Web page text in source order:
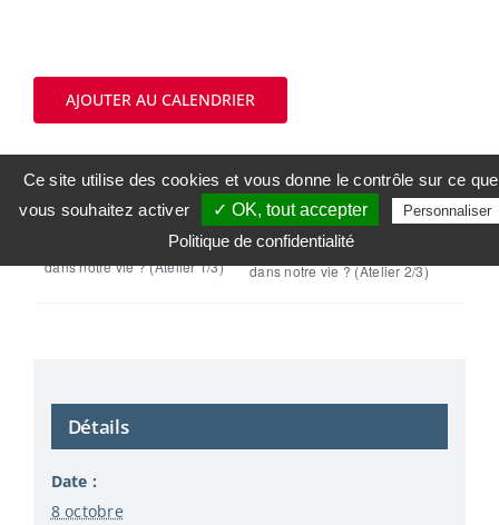
AJOUTER AU CALENDRIER
Et si on mettait du mouvement
dans notre vie ? (Atelier 1/3)
Et si on mettait du mouvement
dans notre vie ? (Atelier 2/3)
Détails
Date :
8 octobre
Ce site utilise des cookies et vous donne le contrôle sur ce que
vous souhaitez activer
✓ OK, tout accepter Personnaliser
Politique de confidentialité